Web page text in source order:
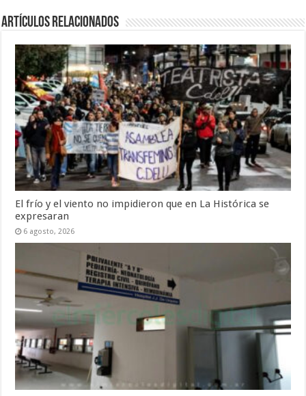
Artículos Relacionados
El frío y el viento no impidieron que en La Histórica se
expresaran
6 agosto, 2026